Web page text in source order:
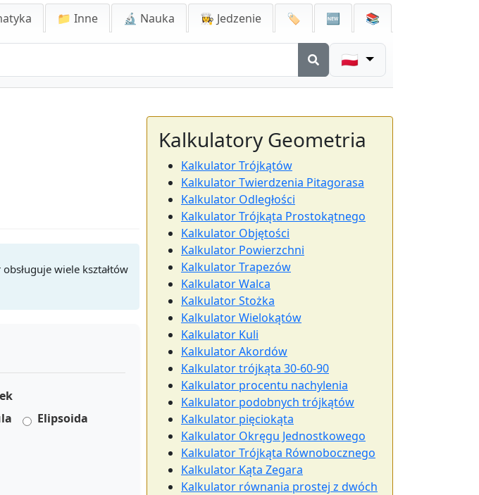
📁 Inne 🔬 Nauka 👩‍🍳 Jedzenie 🏷️ 🆕 📚
🇵🇱
wiele kształtów
Elipsoida
Kalkulatory Geometria
Kalkulator Trójkątów
Kalkulator Twierdzenia Pitagorasa
Kalkulator Odległości
Kalkulator Trójkąta Prostokątnego
Kalkulator Objętości
Kalkulator Powierzchni
Kalkulator Trapezów
Kalkulator Walca
Kalkulator Stożka
Kalkulator Wielokątów
Kalkulator Kuli
Kalkulator Akordów
Kalkulator trójkąta 30-60-90
Kalkulator procentu nachylenia
Kalkulator podobnych trójkątów
Kalkulator pięciokąta
Kalkulator Okręgu Jednostkowego
Kalkulator Trójkąta Równobocznego
Kalkulator Kąta Zegara
Kalkulator równania prostej z dwóch